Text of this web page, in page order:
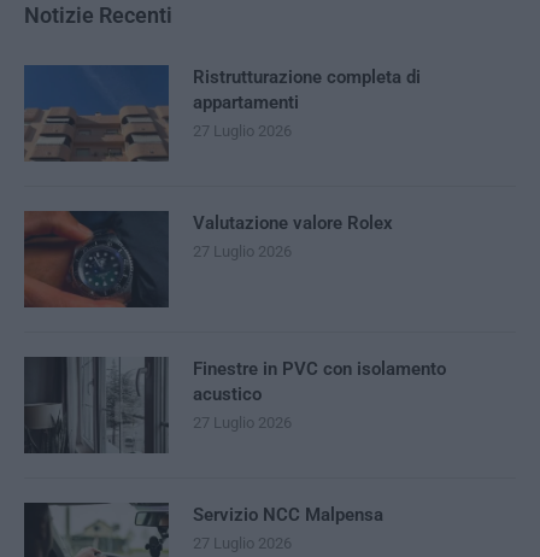
Notizie Recenti
Ristrutturazione completa di
appartamenti
27 Luglio 2026
Valutazione valore Rolex
27 Luglio 2026
Finestre in PVC con isolamento
acustico
27 Luglio 2026
Servizio NCC Malpensa
27 Luglio 2026